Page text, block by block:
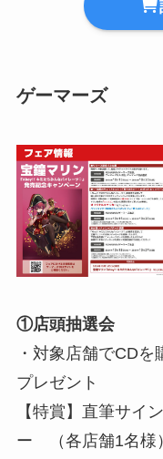
ゲーマーズ
①店頭抽選会
・対象店舗でCD
プレゼント
【特賞】直筆サイ
ー （各店舗1名様）